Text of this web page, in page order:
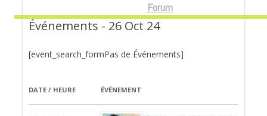
Forum
Événements - 26 Oct 24
[event_search_formPas de Événements]
DATE / HEURE ÉVÉNEMENT